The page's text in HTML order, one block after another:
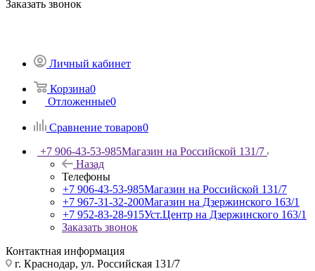
Заказать звонок
Личный кабинет
Корзина0
Отложенные0
Сравнение товаров0
+7 906-43-53-985Магазин на Российской 131/7
Назад
Телефоны
+7 906-43-53-985Магазин на Российской 131/7
+7 967-31-32-200Магазин на Дзержинского 163/1
+7 952-83-28-915Уст.Центр на Дзержинского 163/1
Заказать звонок
Контактная информация
г. Краснодар, ул. Российская 131/7